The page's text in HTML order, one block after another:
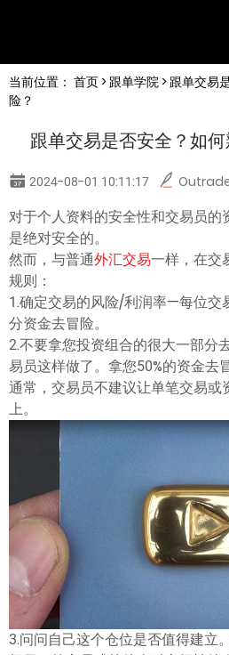
English
简体中文
한글
日本語
Tiếng việt
当前位置： 首页> 跟单学院> 跟单交易
险？
跟单交易是否安全？如
2024-08-01 10:11:17
对于个人资料的安全性和交易员的
是绝对安全的。
然而，与普通外汇交易一样，在交
规则：
1.确定交易的风险/利润率—每位交
分资金去冒险。
2.不要拿您投资组合的很大一部分
易员这样做了。拿您50%的资金去
通常，交易员不建议让单笔交易或
上。
3.问问自己这个仓位是否值得建立